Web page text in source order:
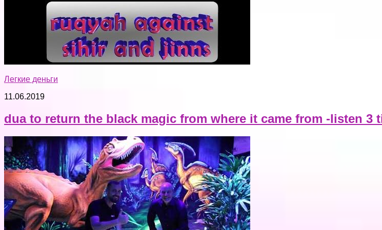
Легкие деньги
11.06.2019
dua to return the black magic from where it came from -listen 3